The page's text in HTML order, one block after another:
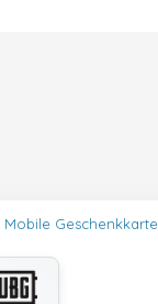
Mobile Geschenkkarte